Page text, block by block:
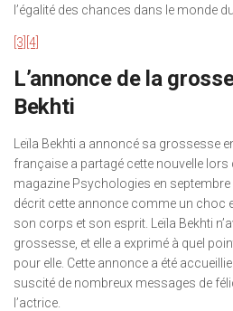
l’égalité des chances dans le monde
[3] [4]
L’annonce de la
Bekhti
Leïla Bekhti a annoncé sa grossesse
française a partagé cette nouvelle lors
magazine Psychologies en septembre
décrit cette annonce comme un choc
son corps et son esprit. Leïla Bekhti
grossesse, et elle a exprimé à quel
pour elle. Cette annonce a été
suscité de nombreux messages de
l’actrice.